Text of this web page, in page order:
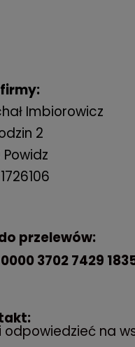
Imbiorowicz
2
przelewów:
3702 7429
na